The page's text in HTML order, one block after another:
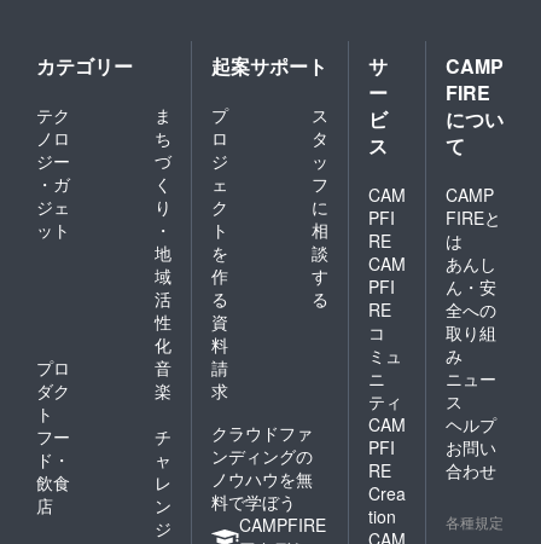
カテゴリー
テク
ノロ
ジー
・ガ
ジェ
ット
ま
ち
づ
く
り
・
地
域
活
性
化
プロ
ダク
ト
音
楽
フー
ド・
飲食
店
チ
ャ
レ
ン
ジ
起案サポート
プ
ロ
ジ
ェ
ク
ト
を
作
る
ス
タ
ッ
フ
に
相
談
す
る
資
料
請
求
クラウドファ
ンディングの
ノウハウを無
料で学ぼう
CAMPFIRE
サ
ー
ビ
ス
CAM
PFI
RE
CAM
PFI
RE
コ
ミュ
ニ
ティ
CAM
PFI
RE
Crea
tion
CAMP
FIRE
につい
て
CAMP
FIREと
は
あんし
ん・安
全への
取り組
み
ニュー
ス
ヘルプ
お問い
合わせ
各種規定